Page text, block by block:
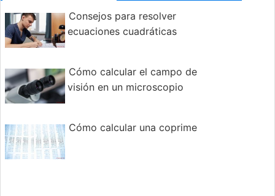
Consejos para resolver
ecuaciones cuadráticas
Cómo calcular el campo de
visión en un microscopio
Cómo calcular una coprime